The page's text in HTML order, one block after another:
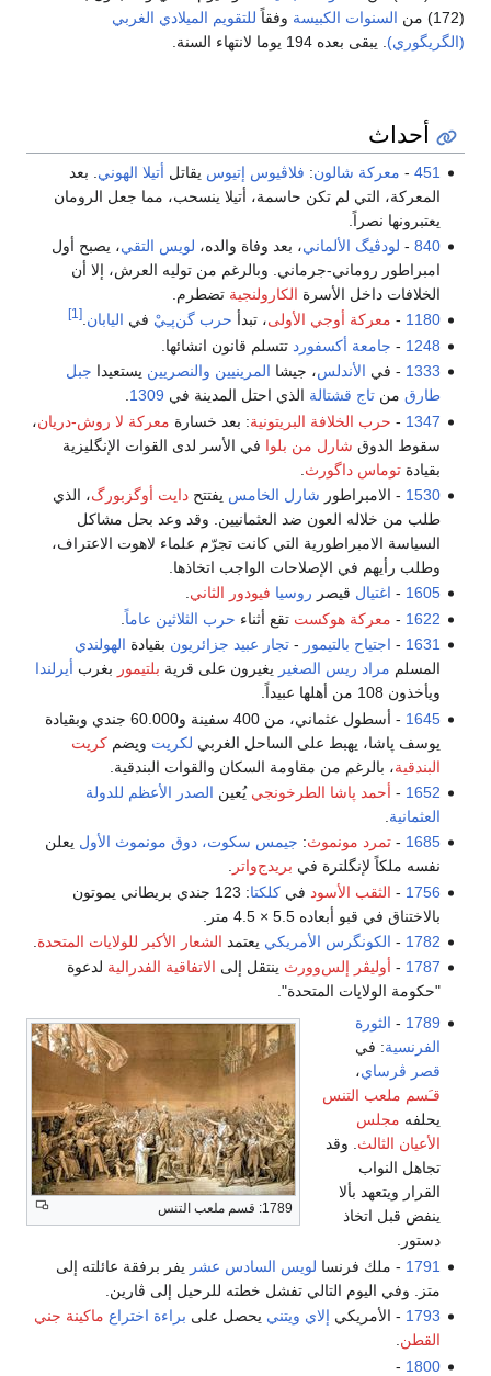
(172) من
السنوات الكبيسة وفقاً للتقويم الميلادي الغربي
(الگريگوري) . يبقى بعده 194 يوما لانتهاء السنة.
أحداث
451
- معركة شالون: فلاڤيوس إتيوس يقاتل أتيلا الهوني . بعد
المعركة، التي لم تكن حاسمة، أتيلا ينسحب، مما جعل الرومان
يعتبرونها نصراً.
840
- لودڤيگ الألماني، بعد وفاة والده، لويس التقي، يصبح أول
امبراطور روماني-جرماني. وبالرغم من توليه العرش، إلا أن
الخلافات داخل الأسرة الكارولنجية تضطرم.
1180
- معركة أوجي الأولى، تبدأ حرب گن‌پـِيْ في اليابان.
[1]
1248
- جامعة أكسفورد تتسلم قانون انشائها.
1333 - في الأندلس، جيشا المرينيين والنصريين يستعيدا جبل
طارق منتاج قشتالة الذي احتل المدينة في 1309
1347
- حرب الخلافة البريتونية: بعد خسارة معركة لا روش-دريان،
سقوط الدوق شارل من بلوا في الأسر لدى القوات الإنگليزية
بقيادةتوماس داگورث
1530 - الامبراطور شارل الخامس يفتتحدايت أوگزبورگ، الذي
طلب من خلاله العون ضد العثمانيين. وقد وعد بحل مشاكل
السياسة الامبراطورية التي كانت تجرّم علماء لاهوت الاعتراف،
وطلب رأيهم في الإصلاحات الواجب اتخاذها.
1605
- اغتيال قيصر روسيا فيودور الثاني.
1622
- معركة هوكست تقع أثناء حرب الثلاثين عاماً
1631
- اجتياح بالتيمور -تجار عبيد جزائريون بقيادة الهولندي
المسلم مراد ريس الصغير يغيرون على قرية بلتيمور بغرب أيرلندا
ويأخذون 108 من أهلها عبيداً.
1645
- أسطول عثماني، من 400 سفينة و60.000 جندي وبقيادة
يوسف پاشا، يهبط على الساحل الغربي لكريت ويضمكريت
البندقية، بالرغم من مقاومة السكان والقوات البندقية.
1652
- أحمد پاشا الطرخونجي يُعين الصدر الأعظم للدولة
العثمانية
1685
-تمرد مونموث: جيمس سكوت، دوق مونموث الأول يعلن
نفسه ملكاً لإنگلترة في بريدج‌واتر .
1756
- الثقب الأسود فيكلكتا
: 123 جندي بريطاني يموتون
بالاختناق في قبو أبعاده 5.5 × 4.5 متر.
1782
- الكونگرس الأمريكي يعتمد الشعار الأكبر للولايات المتحدة
1787
- أوليڤر إلس‌وورث ينتقل إلى الاتفاقية الفدرالية لدعوة
"حكومة الولايات المتحدة".
1789: قسم ملعب التنس
1789
- الثورة
الفرنسية: في
قصر ڤرساي،
قـَسم ملعب التنس
يحلفه مجلس
الأعيان الثالث. وقد
تجاهل النواب
القرار ويتعهد بألا
ينفض قبل اتخاذ
دستور.
1791 - ملك فرنسا لويس السادس عشر يفر برفقة عائلته إلى
متز. وفي اليوم التالي تفشل خطته للرحيل إلى ڤارين.
1793 - الأمريكي إلاي ويتني يحصل على براءة اختراع ماكينة جني
القطن.
1800
-